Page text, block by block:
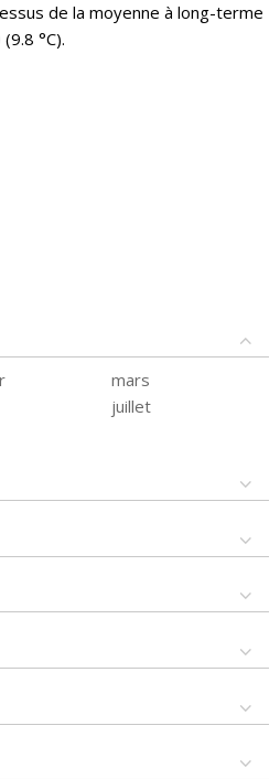
de la moyenne à long-terme
°C).
mars
juillet